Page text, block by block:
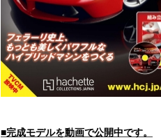
■完成モデルを動画で公開中です。